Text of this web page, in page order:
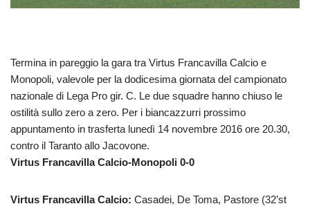
Termina in pareggio la gara tra Virtus Francavilla Calcio e
Monopoli, valevole per la dodicesima giornata del campionato
nazionale di Lega Pro gir. C. Le due squadre hanno chiuso le
ostilità sullo zero a zero. Per i biancazzurri prossimo
appuntamento in trasferta lunedì 14 novembre 2016 ore 20.30,
contro il Taranto allo Jacovone.
Virtus Francavilla Calcio-Monopoli 0-0
Virtus Francavilla Calcio: Casadei, De Toma, Pastore (32’st